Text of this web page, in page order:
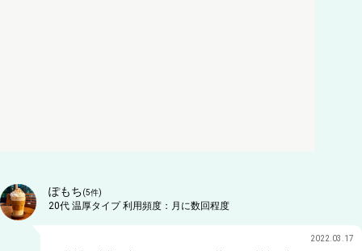
ぽもち(5件)
20代 温厚タイプ利用頻度： 月に数回程度
2022.03.17